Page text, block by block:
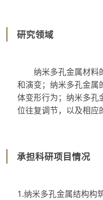
研究领域
纳米多孔金属材料
和演变；纳米多孔金属
体变形行为；纳米多孔
位往复调节，以及相应
承担科研项目情况
1.纳米多孔金属结构构